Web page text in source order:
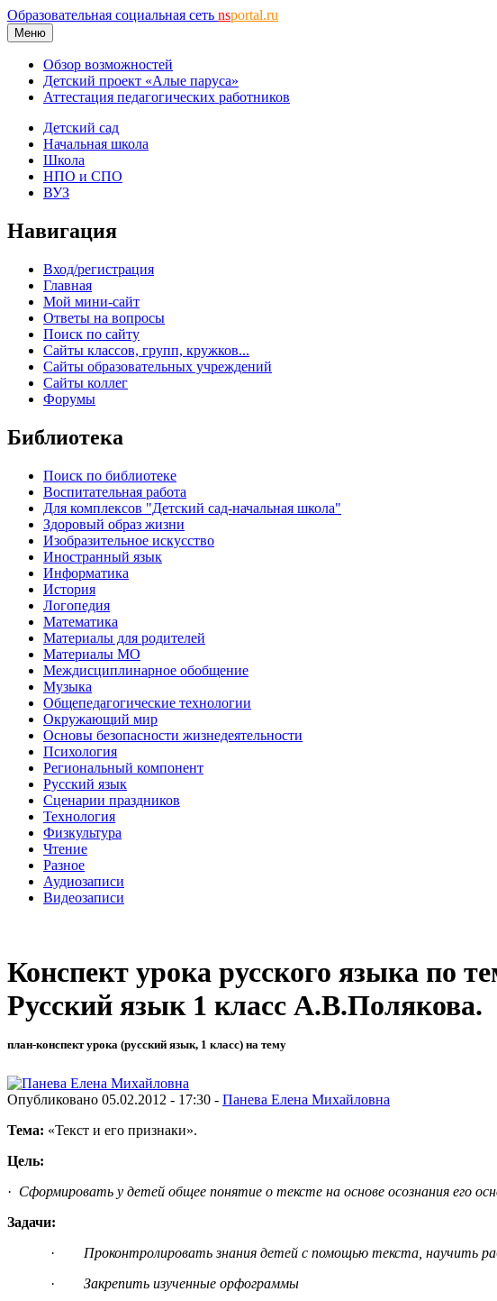
Образовательная социальная сеть nsportal.ru
Меню
Обзор возможностей
Детский проект «Алые паруса»
Аттестация педагогических работников
Детский сад
Начальная школа
Школа
НПО и СПО
ВУЗ
Навигация
Вход/регистрация
Главная
Мой мини-сайт
Ответы на вопросы
Поиск по сайту
Сайты классов, групп, кружков...
Сайты образовательных учреждений
Сайты коллег
Форумы
Библиотека
Поиск по библиотеке
Воспитательная работа
Для комплексов "Детский сад-начальная школа"
Здоровый образ жизни
Изобразительное искусство
Иностранный язык
Информатика
История
Логопедия
Математика
Материалы для родителей
Материалы МО
Междисциплинарное обобщение
Музыка
Общепедагогические технологии
Окружающий мир
Основы безопасности жизнедеятельности
Психология
Региональный компонент
Русский язык
Сценарии праздников
Технология
Физкультура
Чтение
Разное
Аудиозаписи
Видеозаписи
Конспект урока русского языка по
Русский язык 1 класс А.В.Полякова.
план-конспект урока (русский язык, 1 класс) на тему
Опубликовано 05.02.2012 - 17:30 - Панева Елена Михайловна
Тема: «Текст и его признаки».
Цель:
· Сформировать у детей общее понятие о тексте на основе осознания его
Задачи:
· Проконтролировать знания детей с помощью текста, научить
· Закрепить изученные орфограммы